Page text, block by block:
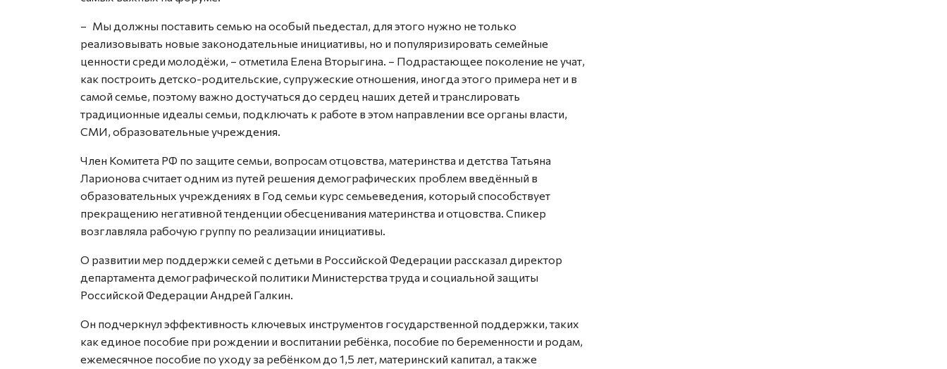
– Мы должны поставить семью на особый пьедестал, для этого нужно не только
реализовывать новые законодательные инициативы, но и популяризировать семейные
ценности среди молодёжи, – отметила Елена Вторыгина. – Подрастающее поколение не учат,
как построить детско-родительские, супружеские отношения, иногда этого примера нет и в
самой семье, поэтому важно достучаться до сердец наших детей и транслировать
традиционные идеалы семьи, подключать к работе в этом направлении все органы власти,
СМИ, образовательные учреждения.
Член Комитета РФ по защите семьи, вопросам отцовства, материнства и детст­ва Татьяна
Ларионова считает одним из путей решения демографических проблем введённый в
образовательных учреждениях в Год семьи курс семьеведения, который способствует
прекращению негативной тенденции обесценивания материнства и отцовства. Спикер
возглавляла рабочую группу по реализации инициативы.
О развитии мер поддержки семей с детьми в Российской Федерации рассказал директор
департамента демографической политики Министерства труда и социальной защиты
Российской Федерации Андрей Галкин.
Он подчеркнул эффективность ключевых инструментов государственной поддержки, таких
как единое пособие при рождении и воспитании ребёнка, пособие по беременности и родам,
ежемесячное пособие по уходу за ребёнком до 1,5 лет, материнский капитал, а также